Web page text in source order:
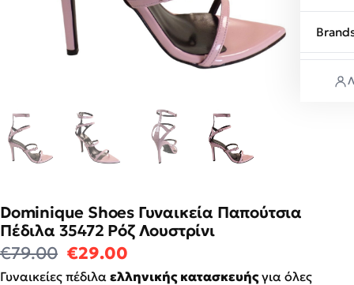
Dominique Shoes Γυναικεία Παπούτσια
Πέδιλα 35472 Ρόζ Λουστρίνι
€79.00 Original price was: €79.00.
€29.00
Γυναικείες πέδιλα ελληνικής κατασκευήςγια όλες